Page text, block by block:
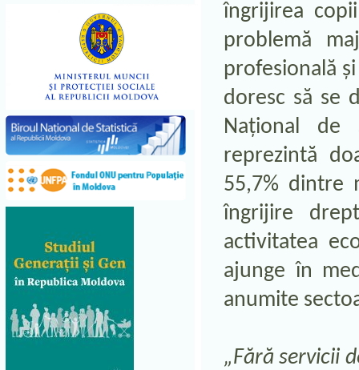
îngrijirea
problemă
profesională
doresc să se
Național de
reprezintă
55,7% dintre
îngrijire
activitatea
ajunge în
anumite
„Fără servicii